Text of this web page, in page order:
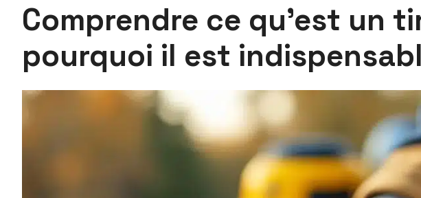
Comprendre ce qu’est un
pourquoi il est